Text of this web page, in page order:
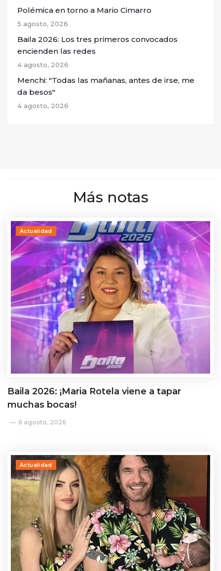
Polémica en torno a Mario Cimarro
5 agosto, 2026
Baila 2026: Los tres primeros convocados
encienden las redes
4 agosto, 2026
Menchi: "Todas las mañanas, antes de irse, me
da besos"
4 agosto, 2026
Más notas
Actualidad
Baila 2026: ¡Maria Rotela viene a tapar
muchas bocas!
6 agosto, 2026
Actualidad